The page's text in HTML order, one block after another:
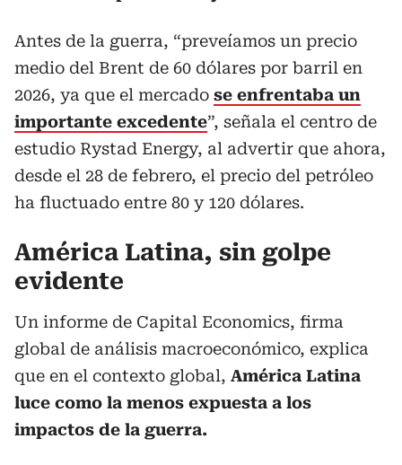
Antes de la guerra, “preveíamos un precio
medio del Brent de 60 dólares por barril en
2026, ya que el mercado se enfrentaba un
importante excedente”, señala el centro de
estudio Rystad Energy, al advertir que ahora,
desde el 28 de febrero, el precio del petróleo
ha fluctuado entre 80 y 120 dólares.
América Latina, sin golpe
evidente
Un informe de Capital Economics, firma
global de análisis macroeconómico, explica
que en el contexto global, América Latina
luce como la menos expuesta a los
impactos de la guerra.